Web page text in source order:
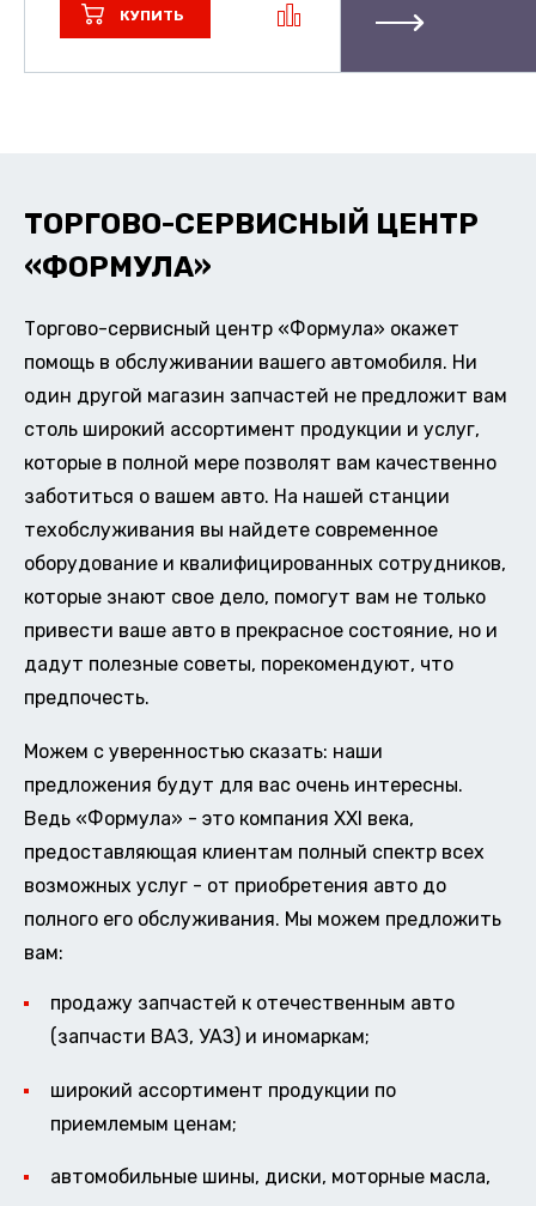
КУПИТЬ
ТОРГОВО-СЕРВИСНЫЙ ЦЕНТР
«ФОРМУЛА»
Торгово-сервисный центр «Формула» окажет
помощь в обслуживании вашего автомобиля. Ни
один другой магазин запчастей не предложит вам
столь широкий ассортимент продукции и услуг,
которые в полной мере позволят вам качественно
заботиться о вашем авто. На нашей станции
техобслуживания вы найдете современное
оборудование и квалифицированных сотрудников,
которые знают свое дело, помогут вам не только
привести ваше авто в прекрасное состояние, но и
дадут полезные советы, порекомендуют, что
предпочесть.
Можем с уверенностью сказать: наши
предложения будут для вас очень интересны.
Ведь «Формула» - это компания XXI века,
предоставляющая клиентам полный спектр всех
возможных услуг - от приобретения авто до
полного его обслуживания. Мы можем предложить
вам:
продажу запчастей к отечественным авто
(запчасти ВАЗ, УАЗ) и иномаркам;
широкий ассортимент продукции по
приемлемым ценам;
автомобильные шины, диски, моторные масла,